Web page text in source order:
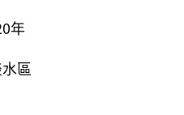
年
區